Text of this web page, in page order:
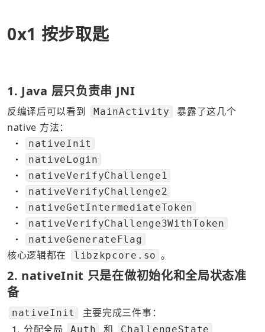
0x1 按步取匙
1. Java 层只负责串 JNI
反编译后可以看到 MainActivity
暴露了这几个
native 方法：
● nativeInit
● nativeLogin
● nativeVerifyChallenge1
● nativeVerifyChallenge2
● nativeGetIntermediateToken
● nativeVerifyChallenge3WithToken
● nativeGenerateFlag
核心逻辑都在 libzkpcore.so 。
2. nativeInit 只是在做初始化和全局状态准
备
nativeInit 主要完成三件事：
1 分配全局 Auth 和 ChallengeState